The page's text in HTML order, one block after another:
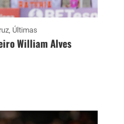
, Últimas
William Alves